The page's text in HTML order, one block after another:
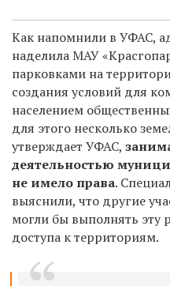
Как напомнили в УФАС,
наделила МАУ
парковками на
создания условий для
населением
для этого несколько
утверждает УФАС,
деятельностью
не имело права.
выяснили, что другие
могли бы выполнять эту
доступа к территориям.